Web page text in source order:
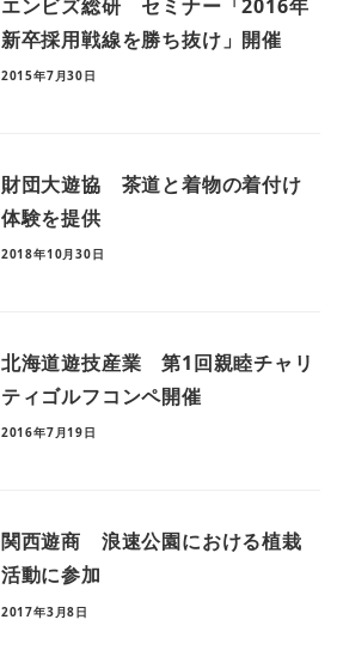
エンビズ総研 セミナー「2016年
新卒採用戦線を勝ち抜け」開催
2015年7月30日
財団大遊協 茶道と着物の着付け
体験を提供
2018年10月30日
北海道遊技産業 第1回親睦チャリ
ティゴルフコンペ開催
2016年7月19日
関西遊商 浪速公園における植栽
活動に参加
2017年3月8日